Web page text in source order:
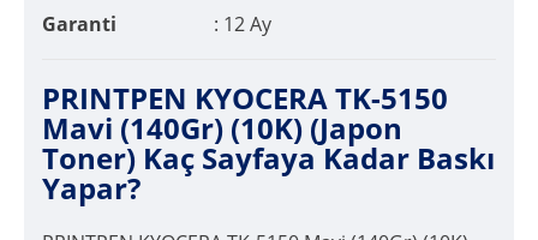
Garanti
: 12 Ay
PRINTPEN KYOCERA TK-5150
Mavi (140Gr) (10K) (Japon
Toner) Kaç Sayfaya Kadar Baskı
Yapar?